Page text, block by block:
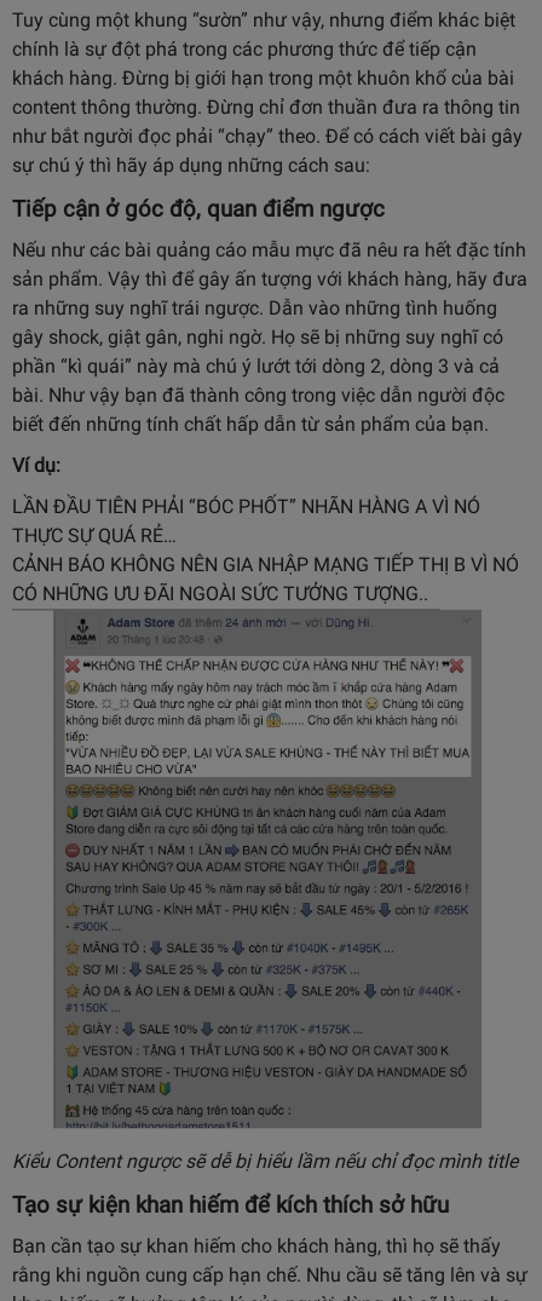
Tuy cùng một khung “sườn” như vậy, nhưng điểm khác biệt
chính là sự đột phá trong các phương thức để tiếp cận
khách hàng. Đừng bị giới hạn trong một khuôn khổ của bài
content thông thường. Đừng chỉ đơn thuần đưa ra thông tin
như bắt người đọc phải “chạy” theo. Để có cách viết bài gây
sự chú ý thì hãy áp dụng những cách sau:
Tiếp cận ở góc độ, quan điểm ngược
Nếu như các bài quảng cáo mẫu mực đã nêu ra hết đặc tính
sản phẩm. Vậy thì để gây ấn tượng với khách hàng, hãy đưa
ra những suy nghĩ trái ngược. Dẫn vào những tình huống
gây shock, giật gân, nghi ngờ. Họ sẽ bị những suy nghĩ có
phần “kì quái” này mà chú ý lướt tới dòng 2, dòng 3 và cả
bài. Như vậy bạn đã thành công trong việc dẫn người độc
biết đến những tính chất hấp dẫn từ sản phẩm của bạn.
Ví dụ:
LẦN ĐẦU TIÊN PHẢI “BÓC PHỐT” NHÃN HÀNG A VÌ NÓ
THỰC SỰ QUÁ RẺ…
CẢNH BÁO KHÔNG NÊN GIA NHẬP MẠNG TIẾP THỊ B VÌ NÓ
CÓ NHỮNG ƯU ĐÃI NGOÀI SỨC TƯỞNG TƯỢNG..
Kiểu Content ngược sẽ dễ bị hiểu lầm nếu chỉ đọc mình title
Tạo sự kiện khan hiếm để kích thích sở hữu
Bạn cần tạo sự khan hiếm cho khách hàng, thì họ sẽ thấy
rằng khi nguồn cung cấp hạn chế. Nhu cầu sẽ tăng lên và sự